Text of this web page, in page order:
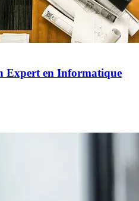
Expert en Informatique